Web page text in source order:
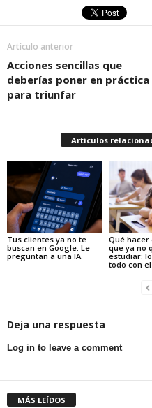
Artículo anterior
Acciones sencillas que
deberías poner en práctica
para triunfar
Artículos
Tus clientes ya no te
buscan en Google. Le
preguntan a una IA.
Qué hacer
que ya no
estudiar:
todo con el
Deja una respuesta
Log in to leave a comment
MÁS LEÍDOS